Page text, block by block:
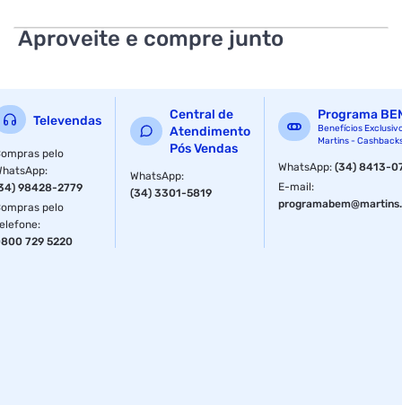
Aproveite e compre junto
Televendas
pelo
:
98428-2779
pelo
:
729 5220
Central de
Atendimento
Pós Vendas
WhatsApp:
(34) 3301-5819
Programa
Benefícios
Martins -
WhatsApp:(34) 8413-
E-mail: